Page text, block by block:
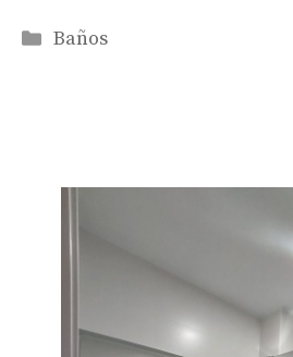
Categorías
Baños